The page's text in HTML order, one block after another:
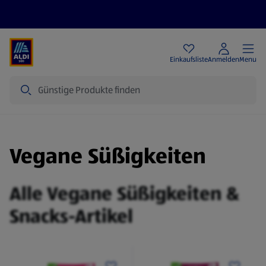
EinkaufslisteAnmeldenMenu
Vegane Süßigkeiten
Alle Vegane Süßigkeiten &
Snacks-Artikel